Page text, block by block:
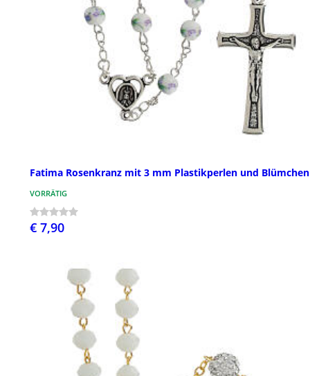
Fatima Rosenkranz mit 3 mm Plastikperlen und Blümchen
VORRÄTIG
€ 7,90